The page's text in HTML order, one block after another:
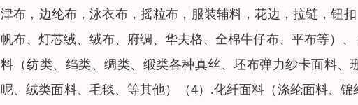
津布，边纶布，泳衣布，摇粒布，服装辅料，花边，拉链，钮
帆布、灯芯绒、绒布、府绸、华夫格、全棉牛仔布、平布等）
料（纺类、绉类、绸类、缎类各种真丝、坯布弹力纱卡面料
呢、绒类面料、毛毯、等其他）（4）.化纤面料（涤纶面料、